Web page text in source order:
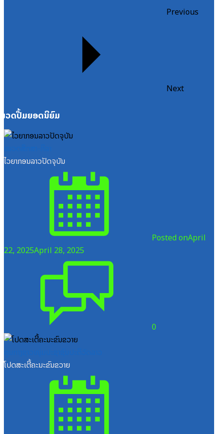
Previous
Next
ດປື້ມຍອດນິຍົມ
ໄວຍາກອນລາວປັດຈຸບັນ
Posted onApril
22, 2025April 28, 2025
0
ໂປດສະເຕີ້ຄະນະຂົນຂວາຍ